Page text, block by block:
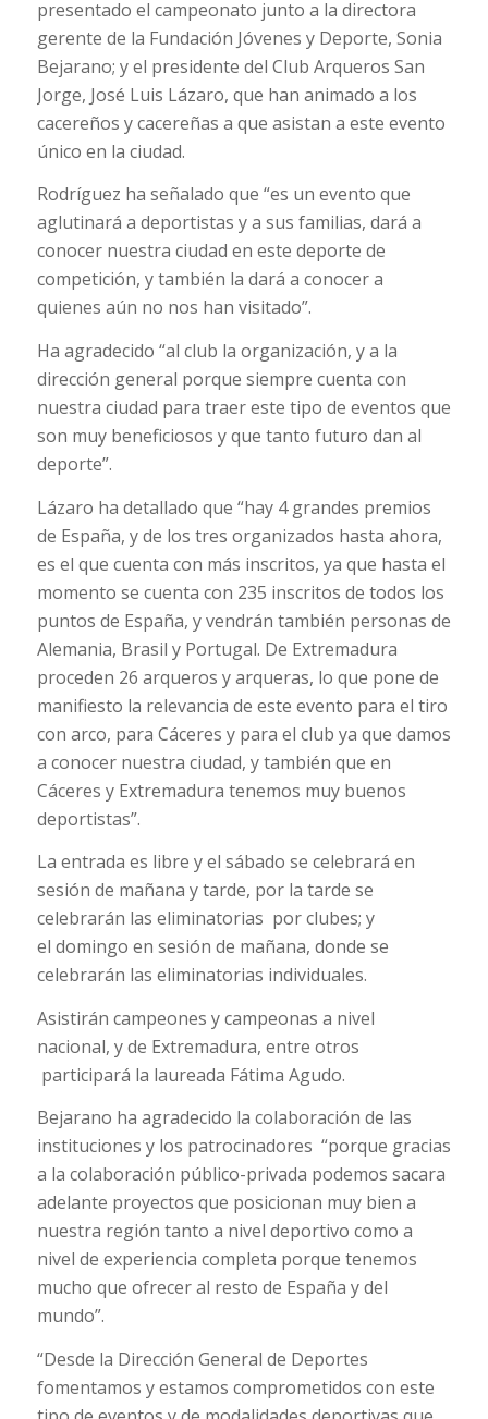
presentado el campeonato junto a la directora
gerente de la Fundación Jóvenes y Deporte, Sonia
Bejarano; y el presidente del Club Arqueros San
Jorge, José Luis Lázaro, que han animado a los
cacereños y cacereñas a que asistan a este evento
único en la ciudad.
Rodríguez ha señalado que “es un evento que
aglutinará a deportistas y a sus familias, dará a
conocer nuestra ciudad en este deporte de
competición, y también la dará a conocer a
quienes aún no nos han visitado”.
Ha agradecido “al club la organización, y a la
dirección general porque siempre cuenta con
nuestra ciudad para traer este tipo de eventos que
son muy beneficiosos y que tanto futuro dan al
deporte”.
Lázaro ha detallado que “hay 4 grandes premios
de España, y de los tres organizados hasta ahora,
es el que cuenta con más inscritos, ya que hasta el
momento se cuenta con 235 inscritos de todos los
puntos de España, y vendrán también personas de
Alemania, Brasil y Portugal. De Extremadura
proceden 26 arqueros y arqueras, lo que pone de
manifiesto la relevancia de este evento para el tiro
con arco, para Cáceres y para el club ya que damos
a conocer nuestra ciudad, y también que en
Cáceres y Extremadura tenemos muy buenos
deportistas”.
La entrada es libre y el sábado se celebrará en
sesión de mañana y tarde, por la tarde se
celebrarán las eliminatorias por clubes; y
el domingo en sesión de mañana, donde se
celebrarán las eliminatorias individuales.
Asistirán campeones y campeonas a nivel
nacional, y de Extremadura, entre otros
participará la laureada Fátima Agudo.
Bejarano ha agradecido la colaboración de las
instituciones y los patrocinadores “porque gracias
a la colaboración público-privada podemos sacara
adelante proyectos que posicionan muy bien a
nuestra región tanto a nivel deportivo como a
nivel de experiencia completa porque tenemos
mucho que ofrecer al resto de España y del
mundo”.
“Desde la Dirección General de Deportes
fomentamos y estamos comprometidos con este